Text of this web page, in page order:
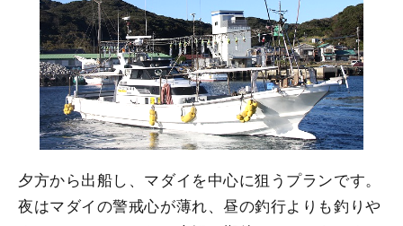
夕方から出船し、マダイを中心に狙うプランです。
夜はマダイの警戒心が薄れ、昼の釣行よりも釣りや